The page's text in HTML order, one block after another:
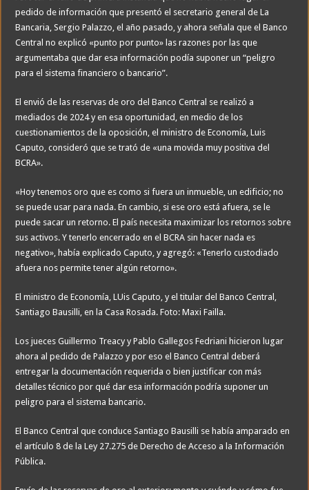
pedido de información que presentó el secretario general de La
Bancaria, Sergio Palazzo, el año pasado, y ahora señala que el Banco
Central no explicó «punto por punto» las razones por las que
argumentaba que dar esa información podía suponer un “peligro
para el sistema financiero o bancario”.
El envió de las reservas de oro del Banco Central se realizó a
mediados de 2024 y en esa oportunidad, en medio de los
cuestionamientos de la oposición, el ministro de Economía, Luis
Caputo, consideró que se trató de «una movida muy positiva del
BCRA».
«Hoy tenemos oro que es como si fuera un inmueble, un edificio; no
se puede usar para nada. En cambio, si ese oro está afuera, se le
puede sacar un retorno. El país necesita maximizar los retornos sobre
sus activos. Y tenerlo encerrado en el BCRA sin hacer nada es
negativo», había explicado Caputo, y agregó: «Tenerlo custodiado
afuera nos permite tener algún retorno».
El ministro de Economía, LUis Caputo, y el titular del Banco Central,
Santiago Bausilli, en la Casa Rosada. Foto: Maxi Failla.
Los jueces Guillermo Treacy y Pablo Gallegos Fedriani hicieron lugar
ahora al pedido de Palazzo y por eso el Banco Central deberá
entregar la documentación requerida o bien justificar con más
detalles técnico por qué dar esa información podría suponer un
peligro para el sistema bancario.
El Banco Central que conduce Santiago Bausilli se había amparado en
el artículo 8 de la Ley 27.275 de Derecho de Acceso a la Información
Pública.